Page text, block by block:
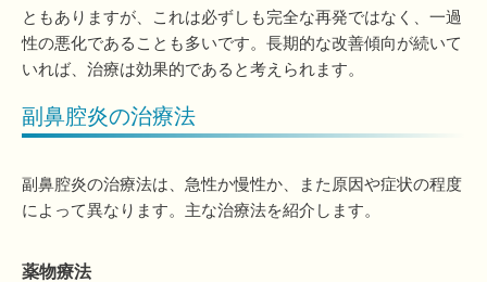
ともありますが、これは必ずしも完全な再発ではなく、一過
性の悪化であることも多いです。長期的な改善傾向が続いて
いれば、治療は効果的であると考えられます。
副鼻腔炎の治療法
副鼻腔炎の治療法は、急性か慢性か、また原因や症状の程度
によって異なります。主な治療法を紹介します。
薬物療法